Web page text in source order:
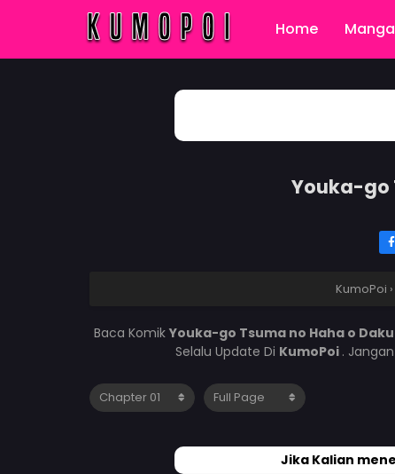
Home
Youka-go
KumoPoi ›
Baca Komik Youka-go Tsuma no Haha o
Selalu Update Di KumoPoi .
Jika Kalian